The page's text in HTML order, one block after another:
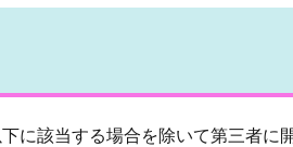
に該当する場合を除いて第三者に